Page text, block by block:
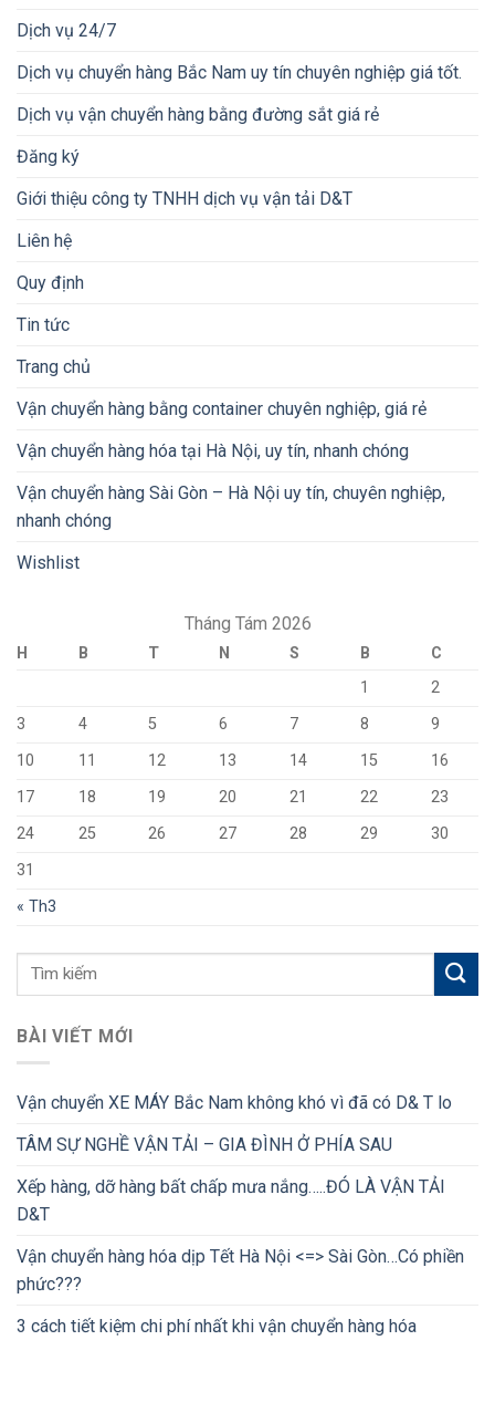
Dịch vụ 24/7
Dịch vụ chuyển hàng Bắc Nam uy tín chuyên nghiệp giá tốt.
Dịch vụ vận chuyển hàng bằng đường sắt giá rẻ
Đăng ký
Giới thiệu công ty TNHH dịch vụ vận tải D&T
Liên hệ
Quy định
Tin tức
Trang chủ
Vận chuyển hàng bằng container chuyên nghiệp, giá rẻ
Vận chuyển hàng hóa tại Hà Nội, uy tín, nhanh chóng
Vận chuyển hàng Sài Gòn – Hà Nội uy tín, chuyên nghiệp,
nhanh chóng
Wishlist
Tháng Tám 2026
H B T N S B C
« Th3
1
2
3
4 5 6 7 8
9
10
11 12 13 14 15
16
17
18 19 20 21 22
23
24
25 26 27 28 29
30
31
BÀI VIẾT MỚI
Vận chuyển XE MÁY Bắc Nam không khó vì đã có D& T lo
TÂM SỰ NGHỀ VẬN TẢI – GIA ĐÌNH Ở PHÍA SAU
Xếp hàng, dỡ hàng bất chấp mưa nắng…..ĐÓ LÀ VẬN TẢI
D&T
Vận chuyển hàng hóa dịp Tết Hà Nội <=> Sài Gòn…Có phiền
phức???
3 cách tiết kiệm chi phí nhất khi vận chuyển hàng hóa